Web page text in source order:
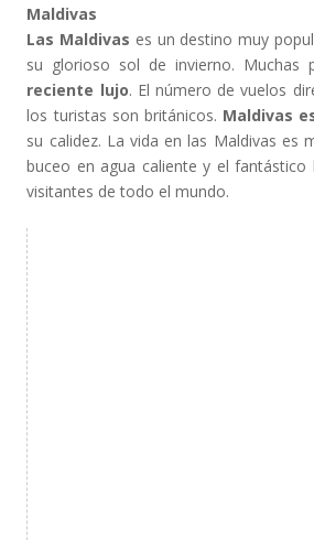
Maldivas
Las Maldivas es un destino muy
su glorioso sol de invierno. Muchas
reciente lujo. El número de vuelos
los turistas son británicos. Maldivas
su calidez. La vida en las Maldivas es
buceo en agua caliente y el
visitantes de todo el mundo.